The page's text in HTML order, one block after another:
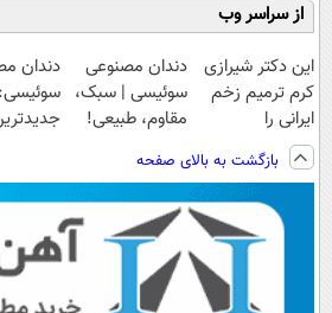
از سراسر وب
این دکتر شیرازی
کرم ترمیم زخم
ایرانی را
ساخت!!!
دندان مصنوعی
سوئیسی | سبک،
مقاوم، طبیعی!
رایگان+پرداخت
اقساطی😍
دندان
سوئیسی:
بازگشت به بالای صفحه